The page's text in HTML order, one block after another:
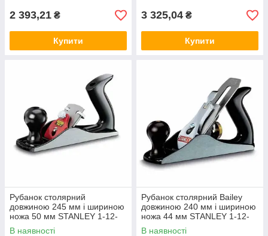
2 393,21 ₴
Купити
3 325,04 ₴
Купити
Рубанок столярний
довжиною 245 мм і шириною
ножа 50 мм STANLEY 1-12-
034
В наявності
Рубанок столярний Bailey
довжиною 240 мм і шириною
ножа 44 мм STANLEY 1-12-
003
В наявності